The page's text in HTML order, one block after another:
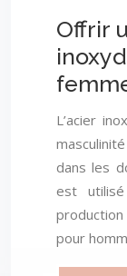
Offrir
L’acier
dans les
est
pour